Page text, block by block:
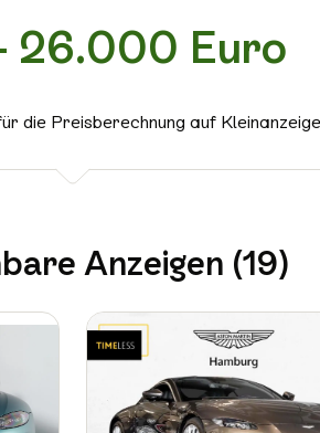
26.000 Euro
die Preisberechnung auf
Anzeigen (19)